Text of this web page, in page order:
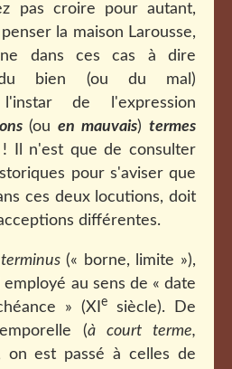
pas croire pour autant,
la maison Larousse,
dans ces cas à dire
du bien (ou du mal)
de l'expression
(ouen mauvais)termes
Il n'est que de consulter
pour s'aviser que
ces deux locutions, doit
différentes.
terminus(« borne, limite »),
au sens de « date
» (XI esiècle). De
(à court terme,
on est passé à celles de